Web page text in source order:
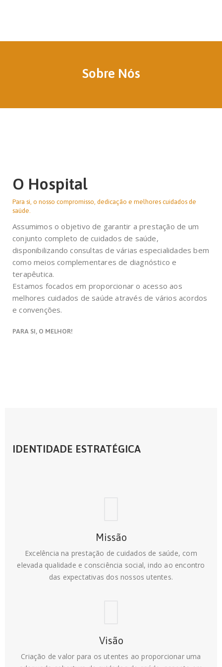
Sobre Nós
O Hospital
Para si, o nosso compromisso, dedicação e melhores cuidados de
saúde.
Assumimos o objetivo de garantir a prestação de um
conjunto completo de cuidados de saúde,
disponibilizando consultas de várias especialidades bem
como meios complementares de diagnóstico e
terapêutica.
Estamos focados em proporcionar o acesso aos
melhores cuidados de saúde através de vários acordos
e convenções.
PARA SI, O MELHOR!
IDENTIDADE ESTRATÉGICA
Missão
Excelência na prestação de cuidados de saúde, com
elevada qualidade e consciência social, indo ao encontro
das expectativas dos nossos utentes.
Visão
Criação de valor para os utentes ao proporcionar uma